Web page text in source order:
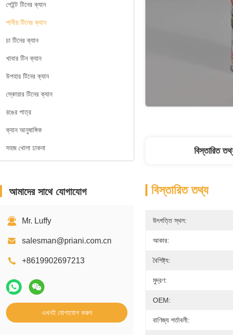
পেইন্ট টিনের ক্যান
পানীয় টিনের ক্যান
চা টিনের ক্যান
খাবার টিন ক্যান
উপহার টিনের ক্যান
স্কোয়ার টিনের ক্যান
রঙের পাত্র
ক্যান আনুষাঙ্গিক
সহজ খোলা ঢাকনা
আমাদের সাথে যোগাযোগ
Mr. Luffy
salesman@priani.com.cn
+8619902697213
এখনই যোগাযোগ করুন
বিস্তারিত
বিস্তারিত তথ্য
উৎপত্তি স্থল:
আকার:
বৈশিষ্ট্য:
মুদ্রণ:
OEM:
বাণিজ্য শর্তাবলী: